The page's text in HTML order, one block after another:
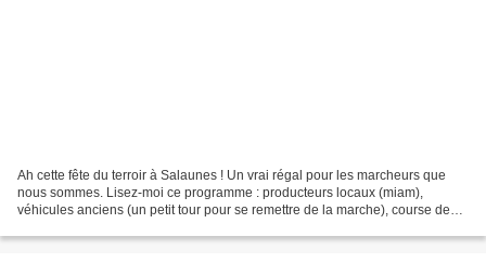
Ah cette fête du terroir à Salaunes ! Un vrai régal pour les marcheurs que
nous sommes. Lisez-moi ce programme : producteurs locaux (miam),
véhicules anciens (un petit tour pour se remettre de la marche), course de